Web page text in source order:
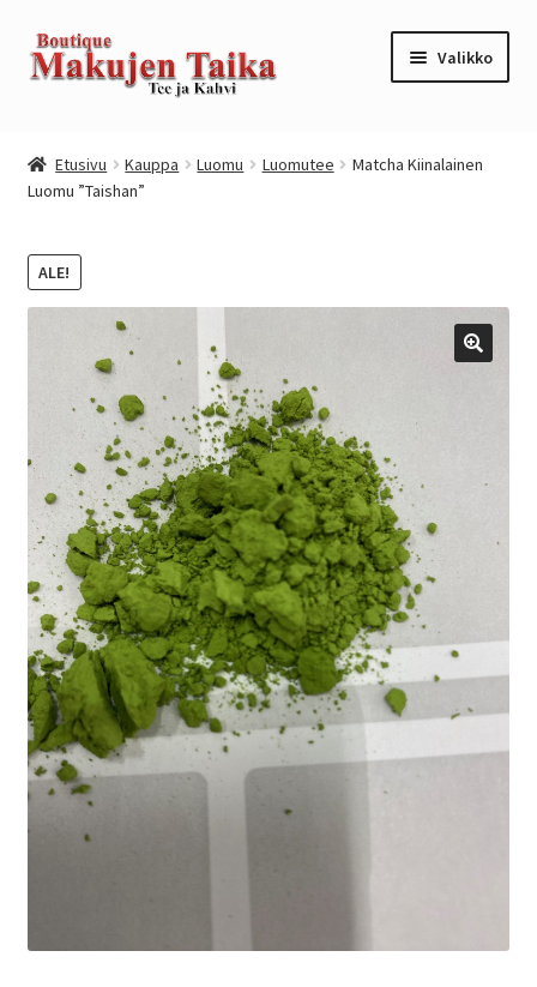
Siirry
navigointiin
Siirry
sisältöön
Valikko
Kanta-asiakkuusohjelma / loyalty program
Kassa
Oma tili
Ostoskori
Tilaus- ja sopimusehdot
Yrityksille
Etusivu Kauppa Luomu Luomutee
Matcha Kiinalainen
Luomu ”Taishan”
ALE!